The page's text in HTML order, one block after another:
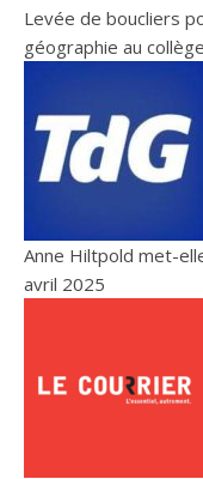
Levée de boucliers
géographie au
Anne Hiltpold met-
avril 2025